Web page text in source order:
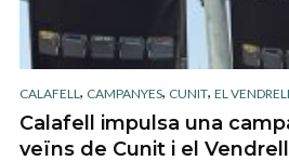
CALAFELL , CAMPANYES, CUNIT, EL VENDRELL
Calafell impulsa una
veïns de Cunit i el